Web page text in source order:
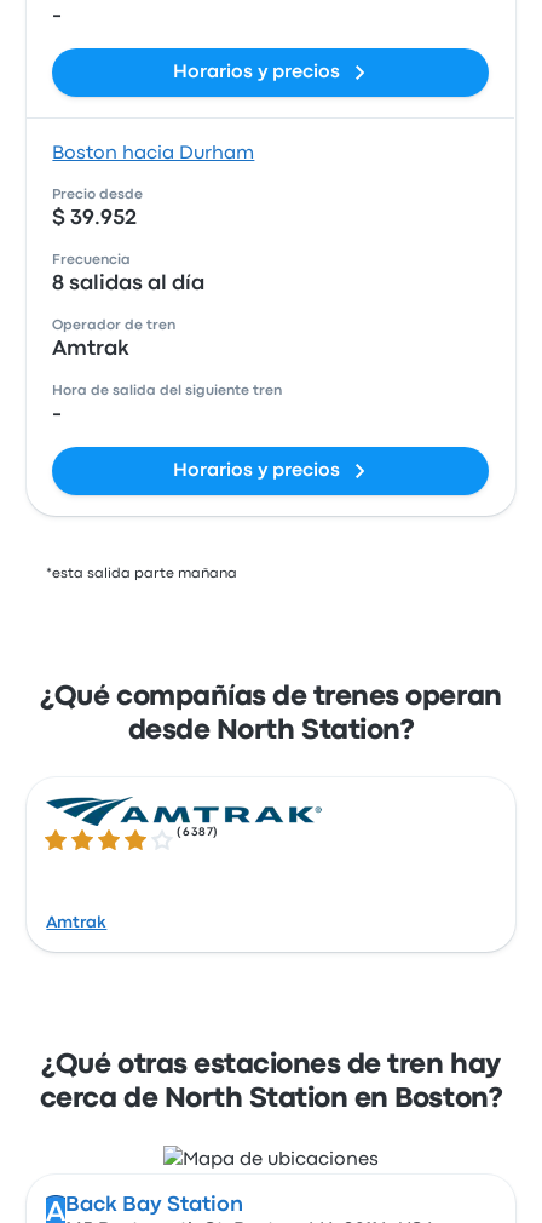
-
Horarios y precios
Boston hacia Durham
Precio desde
$ 39.952
Frecuencia
8 salidas al día
Operador de tren
Amtrak
Hora de salida del siguiente tren
-
Horarios y precios
*esta salida parte mañana
¿Qué compañías de trenes operan
desde North Station?
4.1 de 5 estrellas
(6387)
Amtrak
¿Qué otras estaciones de tren hay
cerca de North Station en Boston?
A Back Bay Station